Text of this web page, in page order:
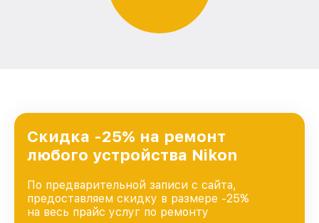
Скидка -25% на ремонт
любого устройства Nikon
По предварительной записи с сайта,
предоставляем скидку в размере -25%
на весь прайс услуг по ремонту